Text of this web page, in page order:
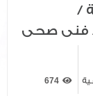
/
/ فني صحي
صحية /